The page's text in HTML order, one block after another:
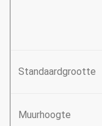
Standaardgrootte
Muurhoogte